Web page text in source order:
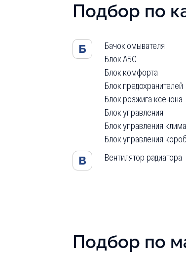
Подбор по
Б
Бачок омывателя
Блок АБС
Блок комфорта
Блок предохранителей
Блок розжига ксенона
Блок управления
Блок управления
Блок управления
В Вентилятор радиатора
Подбор по